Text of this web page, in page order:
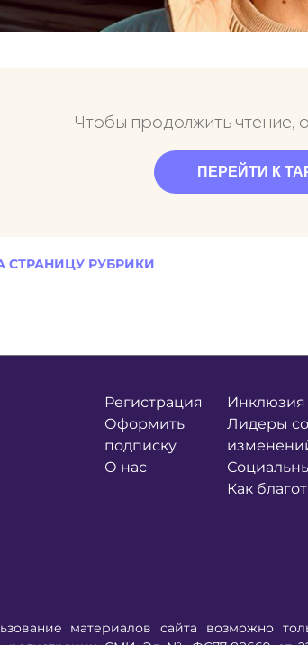
Чтобы продолжить
ПЕРЕЙТИ К
СТРАНИЦУ РУБРИКИ
Регистрация
Оформить
подписку
О нас
Инклюзия
Лидеры
Как
материалов сайта возможно